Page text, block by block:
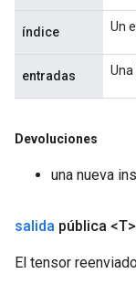
índice Un
entradas
Devoluciones
una nueva
salida pública <T>
El tensor